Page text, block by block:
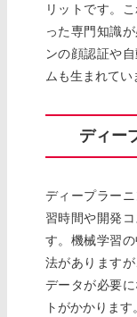
リットです。
った専門知識
ンの顔認証や
ムも生まれてい
ディー
ディープラー
習時間や開発
す。機械学習
法があります
データが必要
トがかかります。